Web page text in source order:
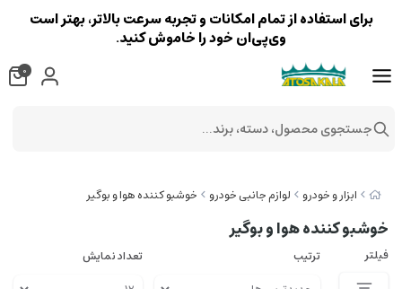
ابزار و خودرو لوازم جانبی خودرو خوشبو کننده هوا و بوگیر
خوشبو کننده هوا و بوگیر
فیلتر ترتیب تعداد نمایش
برای استفاده از تمام امکانات و تجربه سرعت بالاتر، بهتر است
وی‌پی‌ان خود را خاموش کنید.
0
جستجوی محصول، دسته، برند...